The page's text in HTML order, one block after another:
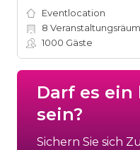
Eventlocation
8
1000 Gäste
Darf es
sein?
Sichern Sie sich